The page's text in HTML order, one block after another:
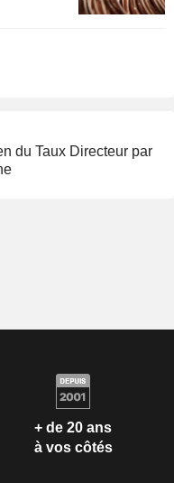
du Taux Directeur par
+ de 20 ans
à vos côtés